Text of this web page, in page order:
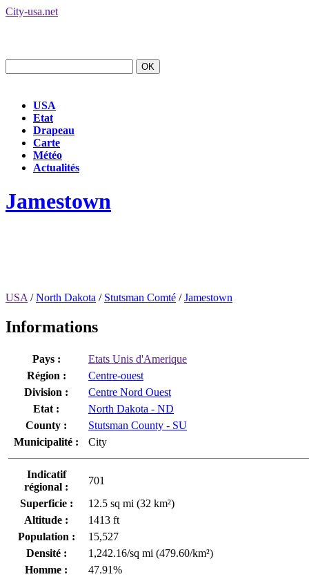
City-usa.net
USA
Etat
Drapeau
Carte
Météo
Actualités
Jamestown
USA /North Dakota / Stutsman Comté /Jamestown
Informations
Pays :
Etats Unis d'Amerique
Région :
Centre-ouest
Division :
Centre Nord Ouest
Etat :
North Dakota - ND
County :
Stutsman County - SU
Municipalité :
City
Indicatif
régional :
701
Superficie :
12.5 sq mi (32 km²)
Altitude :
1413 ft
Population :
15,527
Densité :
1,242.16/sq mi (479.60/km²)
Homme :
47.91%